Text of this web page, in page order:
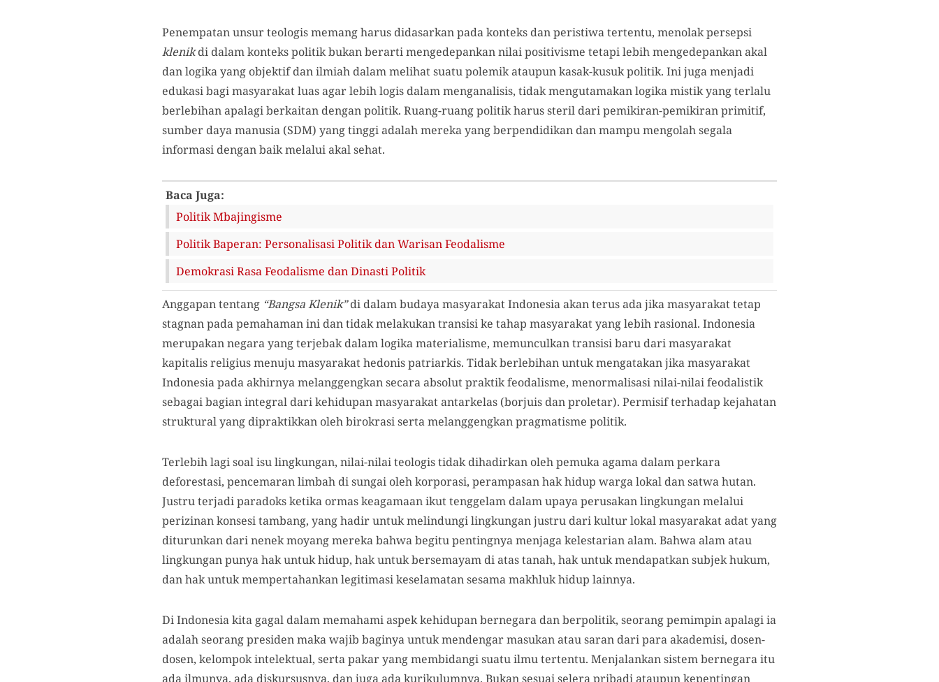
Penempatan unsur teologis memang harus didasarkan pada konteks dan peristiwa tertentu, menolak persepsi
klenikdi dalam konteks politik bukan berarti mengedepankan nilai positivisme tetapi lebih mengedepankan akal
dan logika yang objektif dan ilmiah dalam melihat suatu polemik ataupun kasak-kusuk politik. Ini juga menjadi
edukasi bagi masyarakat luas agar lebih logis dalam menganalisis, tidak mengutamakan logika mistik yang terlalu
berlebihan apalagi berkaitan dengan politik. Ruang-ruang politik harus steril dari pemikiran-pemikiran primitif,
sumber daya manusia (SDM) yang tinggi adalah mereka yang berpendidikan dan mampu mengolah segala
informasi dengan baik melalui akal sehat.
Baca Juga:
Politik Mbajingisme
Politik Baperan: Personalisasi Politik dan Warisan Feodalisme
Demokrasi Rasa Feodalisme dan Dinasti Politik
Anggapan tentang “Bangsa Klenik”di dalam budaya masyarakat Indonesia akan terus ada jika masyarakat tetap
stagnan pada pemahaman ini dan tidak melakukan transisi ke tahap masyarakat yang lebih rasional. Indonesia
merupakan negara yang terjebak dalam logika materialisme, memunculkan transisi baru dari masyarakat
kapitalis religius menuju masyarakat hedonis patriarkis. Tidak berlebihan untuk mengatakan jika masyarakat
Indonesia pada akhirnya melanggengkan secara absolut praktik feodalisme, menormalisasi nilai-nilai feodalistik
sebagai bagian integral dari kehidupan masyarakat antarkelas (borjuis dan proletar). Permisif terhadap kejahatan
struktural yang dipraktikkan oleh birokrasi serta melanggengkan pragmatisme politik.
Terlebih lagi soal isu lingkungan, nilai-nilai teologis tidak dihadirkan oleh pemuka agama dalam perkara
deforestasi, pencemaran limbah di sungai oleh korporasi, perampasan hak hidup warga lokal dan satwa hutan.
Justru terjadi paradoks ketika ormas keagamaan ikut tenggelam dalam upaya perusakan lingkungan melalui
perizinan konsesi tambang, yang hadir untuk melindungi lingkungan justru dari kultur lokal masyarakat adat yang
diturunkan dari nenek moyang mereka bahwa begitu pentingnya menjaga kelestarian alam. Bahwa alam atau
lingkungan punya hak untuk hidup, hak untuk bersemayam di atas tanah, hak untuk mendapatkan subjek hukum,
dan hak untuk mempertahankan legitimasi keselamatan sesama makhluk hidup lainnya.
Di Indonesia kita gagal dalam memahami aspek kehidupan bernegara dan berpolitik, seorang pemimpin apalagi ia
adalah seorang presiden maka wajib baginya untuk mendengar masukan atau saran dari para akademisi, dosen-
dosen, kelompok intelektual, serta pakar yang membidangi suatu ilmu tertentu. Menjalankan sistem bernegara itu
ada ilmunya, ada diskursusnya, dan juga ada kurikulumnya. Bukan sesuai selera pribadi ataupun kepentingan